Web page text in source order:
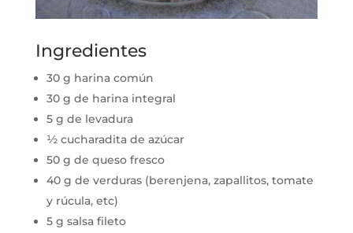
Ingredientes
30 g harina común
30 g de harina integral
5 g de levadura
½ cucharadita de azúcar
50 g de queso fresco
40 g de verduras (berenjena, zapallitos, tomate
y rúcula, etc)
5 g salsa fileto